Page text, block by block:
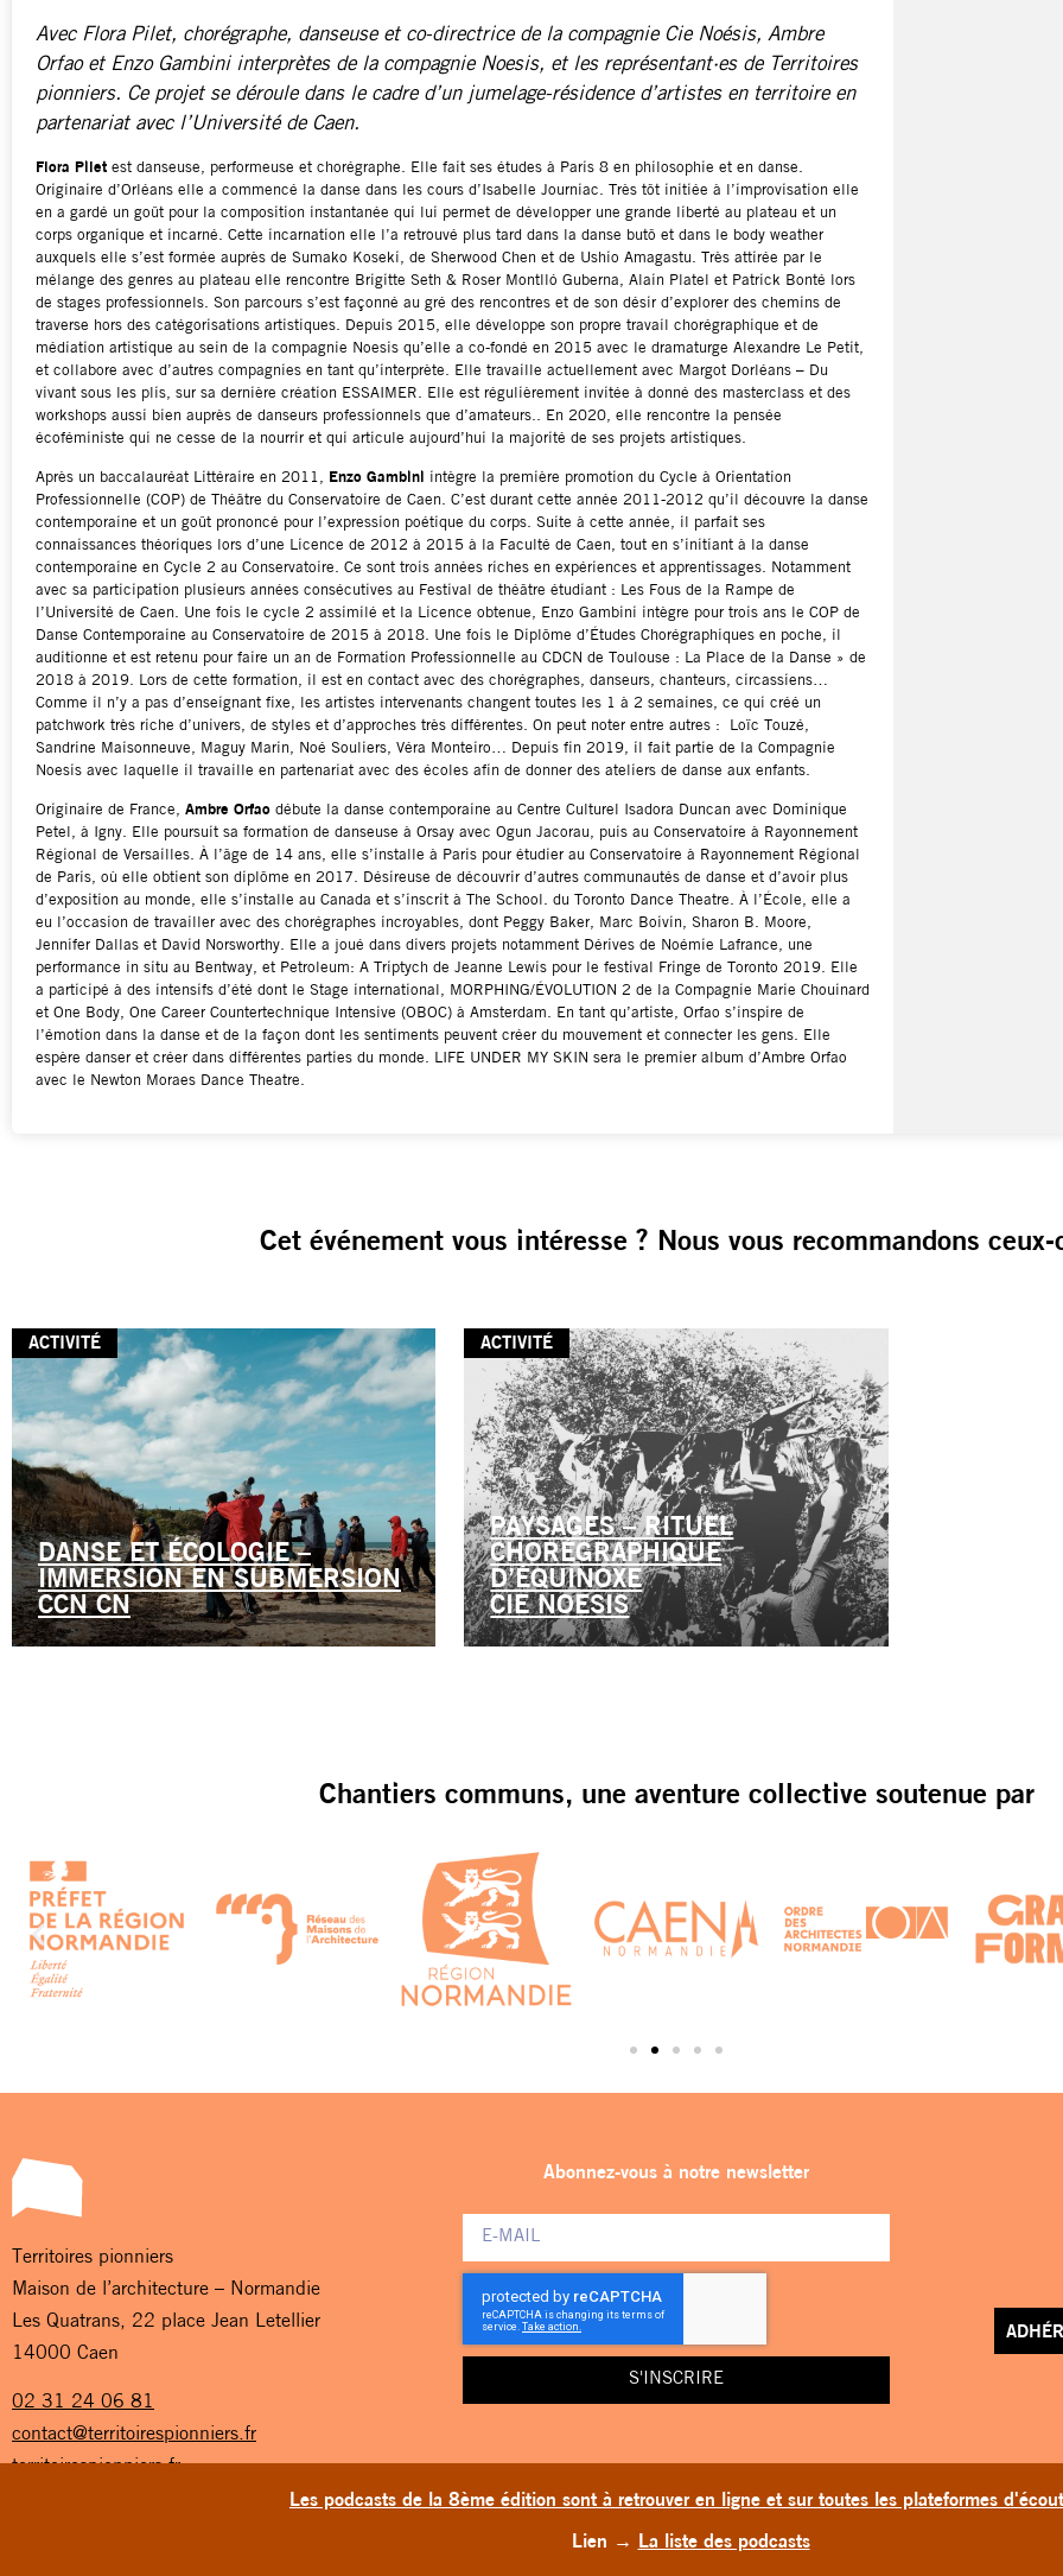
Les podcasts de la 8ème édition sont à retrouver en ligne et sur toutes les plateformes
Lien → La liste des podcasts
Avec Flora Pilet, chorégraphe, danseuse et co-directrice de la compagnie Cie Noésis, Ambre
Orfao et Enzo Gambini interprètes de la compagnie Noesis, et les représentant·es de Territoires
pionniers. Ce projet se déroule dans le cadre d’un jumelage-résidence d’artistes en territoire en
partenariat avec l’Université de Caen.
Flora Pilet est danseuse, performeuse et chorégraphe. Elle fait ses études à Paris 8 en philosophie et en danse.
Originaire d’Orléans elle a commencé la danse dans les cours d’Isabelle Journiac. Très tôt initiée à l’improvisation elle
en a gardé un goût pour la composition instantanée qui lui permet de développer une grande liberté au plateau et un
corps organique et incarné. Cette incarnation elle l’a retrouvé plus tard dans la danse butô et dans le body weather
auxquels elle s’est formée auprès de Sumako Koseki, de Sherwood Chen et de Ushio Amagastu. Très attirée par le
mélange des genres au plateau elle rencontre Brigitte Seth & Roser Montlló Guberna, Alain Platel et Patrick Bonté lors
de stages professionnels. Son parcours s’est façonné au gré des rencontres et de son désir d’explorer des chemins de
traverse hors des catégorisations artistiques. Depuis 2015, elle développe son propre travail chorégraphique et de
médiation artistique au sein de la compagnie Noesis qu’elle a co-fondé en 2015 avec le dramaturge Alexandre Le Petit,
et collabore avec d’autres compagnies en tant qu’interprète. Elle travaille actuellement avec Margot Dorléans – Du
vivant sous les plis, sur sa dernière création ESSAIMER. Elle est régulièrement invitée à donné des masterclass et des
workshops aussi bien auprès de danseurs professionnels que d’amateurs.. En 2020, elle rencontre la pensée
écoféministe qui ne cesse de la nourrir et qui articule aujourd’hui la majorité de ses projets artistiques.
Après un baccalauréat Littéraire en 2011, Enzo Gambini
intègre la première promotion du Cycle à Orientation
Professionnelle (COP) de Théâtre du Conservatoire de Caen. C’est durant cette année 2011-2012 qu’il découvre la danse
contemporaine et un goût prononcé pour l’expression poétique du corps. Suite à cette année, il parfait ses
connaissances théoriques lors d’une Licence de 2012 à 2015 à la Faculté de Caen, tout en s’initiant à la danse
contemporaine en Cycle 2 au Conservatoire. Ce sont trois années riches en expériences et apprentissages. Notamment
avec sa participation plusieurs années consécutives au Festival de théâtre étudiant : Les Fous de la Rampe de
l’Université de Caen. Une fois le cycle 2 assimilé et la Licence obtenue, Enzo Gambini intègre pour trois ans le COP de
Danse Contemporaine au Conservatoire de 2015 à 2018. Une fois le Diplôme d’Études Chorégraphiques en poche, il
auditionne et est retenu pour faire un an de Formation Professionnelle au CDCN de Toulouse : La Place de la Danse » de
2018 à 2019. Lors de cette formation, il est en contact avec des chorégraphes, danseurs, chanteurs, circassiens…
Comme il n’y a pas d’enseignant fixe, les artistes intervenants changent toutes les 1 à 2 semaines, ce qui créé un
patchwork très riche d’univers, de styles et d’approches très différentes. On peut noter entre autres : Loïc Touzé,
Sandrine Maisonneuve, Maguy Marin, Noé Souliers, Véra Monteiro… Depuis fin 2019, il fait partie de la Compagnie
Noesis avec laquelle il travaille en partenariat avec des écoles afin de donner des ateliers de danse aux enfants.
Originaire de France, Ambre Orfao débute la danse contemporaine au Centre Culturel Isadora Duncan avec Dominique
Petel, à Igny. Elle poursuit sa formation de danseuse à Orsay avec Ogun Jacorau, puis au Conservatoire à Rayonnement
Régional de Versailles. À l’âge de 14 ans, elle s’installe à Paris pour étudier au Conservatoire à Rayonnement Régional
de Paris, où elle obtient son diplôme en 2017. Désireuse de découvrir d’autres communautés de danse et d’avoir plus
d’exposition au monde, elle s’installe au Canada et s’inscrit à The School. du Toronto Dance Theatre. À l’École, elle a
eu l’occasion de travailler avec des chorégraphes incroyables, dont Peggy Baker, Marc Boivin, Sharon B. Moore,
Jennifer Dallas et David Norsworthy. Elle a joué dans divers projets notamment Dérives de Noémie Lafrance, une
performance in situ au Bentway, et Petroleum: A Triptych de Jeanne Lewis pour le festival Fringe de Toronto 2019. Elle
a participé à des intensifs d’été dont le Stage international, MORPHING/ÉVOLUTION 2 de la Compagnie Marie Chouinard
et One Body, One Career Countertechnique Intensive (OBOC) à Amsterdam. En tant qu’artiste, Orfao s’inspire de
l’émotion dans la danse et de la façon dont les sentiments peuvent créer du mouvement et connecter les gens. Elle
espère danser et créer dans différentes parties du monde. LIFE UNDER MY SKIN sera le premier album d’Ambre Orfao
avec le Newton Moraes Dance Theatre.
Cet événement vous intéresse ? Nous vous recommandons
ACTIVITÉ
DANSE ET ÉCOLOGIE –
IMMERSION EN SUBMERSION
CCN CN
ACTIVITÉ
PAYSAGES – RITUEL
CHORÉGRAPHIQUE
D’ÉQUINOXE
CIE NOESIS
Chantiers communs, une aventure collective soutenue par
Territoires pionniers
Maison de l’architecture – Normandie
Les Quatrans, 22 place Jean Letellier
14000 Caen
02 31 24 06 81
contact@territoirespionniers.fr
territoirespionniers.fr
Abonnez-vous à notre newsletter
S'INSCRIRE